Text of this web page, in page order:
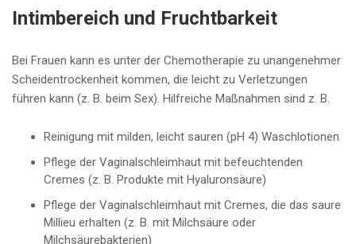
Intimbereich und Fruchtbarkeit
Bei Frauen kann es unter der Chemotherapie zu unangenehmer
Scheidentrockenheit kommen, die leicht zu Verletzungen
führen kann (z. B. beim Sex). Hilfreiche Maßnahmen sind z. B.
Reinigung mit milden, leicht sauren (pH 4) Waschlotionen
Pflege der Vaginalschleimhaut mit befeuchtenden
Cremes (z. B. Produkte mit Hyaluronsäure)
Pflege der Vaginalschleimhaut mit Cremes, die das saure
Millieu erhalten (z. B. mit Milchsäure oder
Milchsäurebakterien)